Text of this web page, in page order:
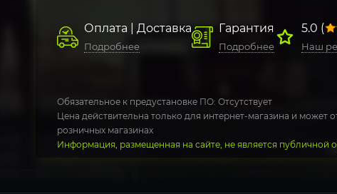
Оплата | Доставка
Подробнее
Гарантия
Подробнее
5.0 (
Наш
Обязательное к предустановке ПО: Отсутствует
Цена действительна только для интернет-магазина и может
розничных магазинах
Информация, размещенная на сайте, не является публичной